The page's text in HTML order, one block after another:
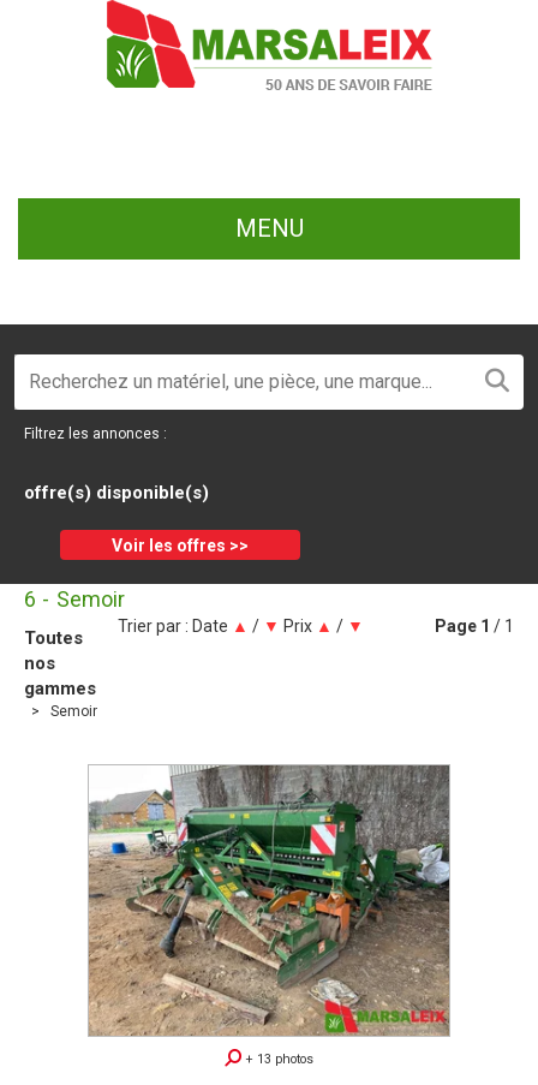
MENU
Filtrez les annonces :
offre(s) disponible(s)
Voir les offres >>
Toutes
nos
gammes
Semoir
6 Semoir
Trier par : Date ▲ / ▼ Prix ▲ / ▼ Page 1 / 1
+ 13 photos